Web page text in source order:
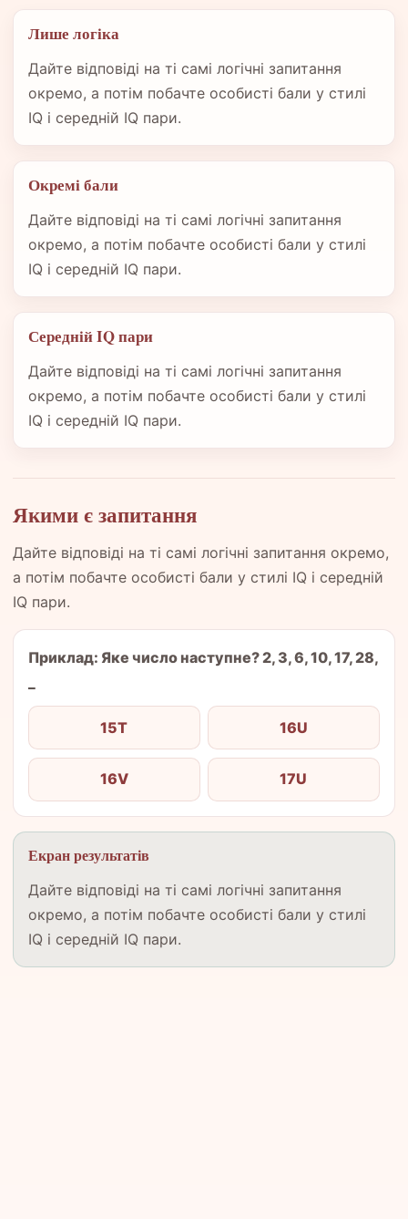
Лише логіка
Дайте відповіді на ті самі логічні запитання
окремо, а потім побачте особисті бали у стилі
IQ і середній IQ пари.
Окремі бали
Дайте відповіді на ті самі логічні запитання
окремо, а потім побачте особисті бали у стилі
IQ і середній IQ пари.
Середній IQ пари
Дайте відповіді на ті самі логічні запитання
окремо, а потім побачте особисті бали у стилі
IQ і середній IQ пари.
Якими є запитання
Дайте відповіді на ті самі логічні запитання окремо,
а потім побачте особисті бали у стилі IQ і середній
IQ пари.
Приклад: Яке число наступне? 2, 3, 6, 10, 17, 28,
15T 16U
16V 17U
Екран результатів
Дайте відповіді на ті самі логічні запитання
окремо, а потім побачте особисті бали у стилі
IQ і середній IQ пари.